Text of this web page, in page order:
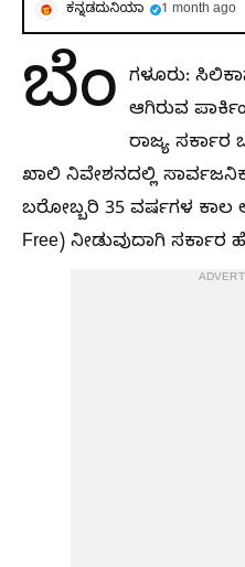
ಕನ್ನಡದುನಿಯಾ 1 month ago
ಬೆಂ ಗಳೂರು:
ಆಗಿರುವ
ರಾಜ್ಯ
ಖಾಲಿ ನಿವೇಶನದಲ್ಲಿ
ಬರೋಬ್ಬರಿ 35 ವರ್ಷಗಳ ಕಾಲ
Free) ನೀಡುವುದಾಗಿ ಸರ್ಕಾರ